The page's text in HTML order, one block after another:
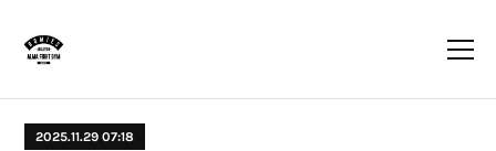
2025.11.29 07:18